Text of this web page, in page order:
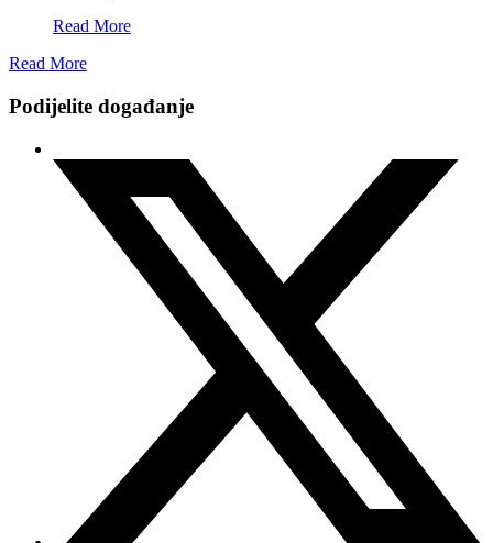
Read More
Read More
Podijelite događanje